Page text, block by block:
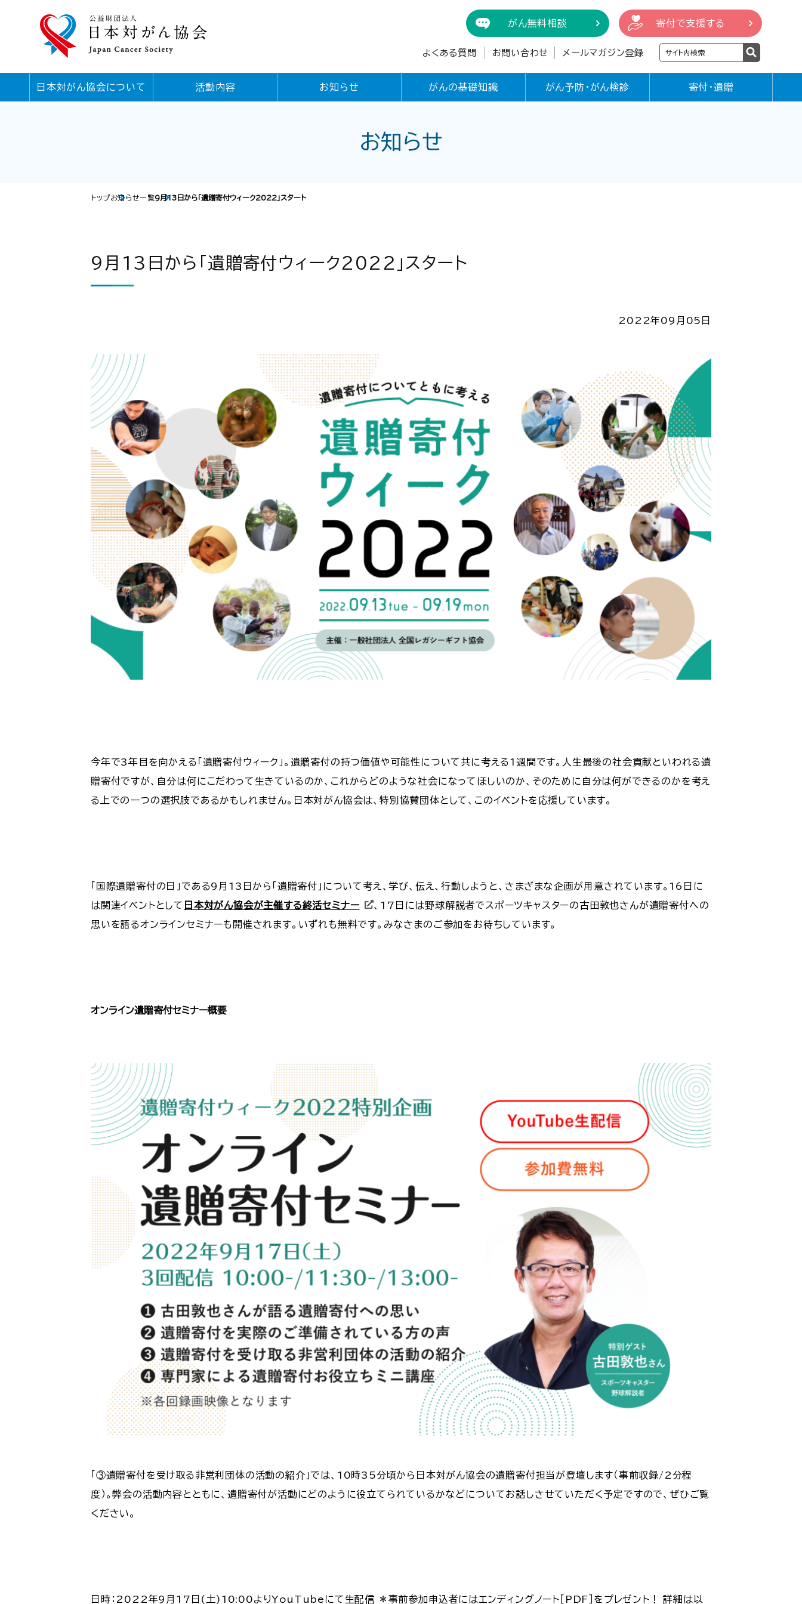
がん無料相談 寄付で支援する
よくある質問 お問い合わせ メールマガジン登録
日本対がん協会について 活動内容 お知らせ がんの基礎知識 がん予防・がん検診 寄付・遺贈
お知らせ
トップお知らせ一覧9月13日から「遺贈寄付ウィーク2022」スタート
9月13日から「遺贈寄付ウィーク2022」スタート
2022年09月05日
今年で3年目を向かえる「遺贈寄付ウィーク」。遺贈寄付の持つ価値や可能性について共に考える1週間です。人生最後の社会貢献といわれる遺
贈寄付ですが、自分は何にこだわって生きているのか、これからどのような社会になってほしいのか、そのために自分は何ができるのかを考え
る上での一つの選択肢であるかもしれません。日本対がん協会は、特別協賛団体として、このイベントを応援しています。
「国際遺贈寄付の日」である9月13日から「遺贈寄付」について考え、学び、伝え、行動しようと、さまざまな企画が用意されています。16日に
は関連イベントとして 日本対がん協会が主催する終活セミナー
、17日には野球解説者でスポーツキャスターの古田敦也さんが遺贈寄付への
思いを語るオンラインセミナーも開催されます。いずれも無料です。みなさまのご参加をお待ちしています。
オンライン遺贈寄付セミナー概要
「③遺贈寄付を受け取る非営利団体の活動の紹介」では、10時35分頃から日本対がん協会の遺贈寄付担当が登壇します（事前収録/2分程
度）。弊会の活動内容とともに、遺贈寄付が活動にどのように役立てられているかなどについてお話しさせていただく予定ですので、ぜひご覧
ください。
日時：2022年9月17日(土)10:00よりYouTubeにて生配信 ＊事前参加申込者にはエンディングノート［PDF］をプレゼント！ 詳細は以